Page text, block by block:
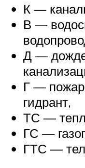
К —
В —
Д —
Г —
гидрант,
ТС —
ГС —
ГТС —